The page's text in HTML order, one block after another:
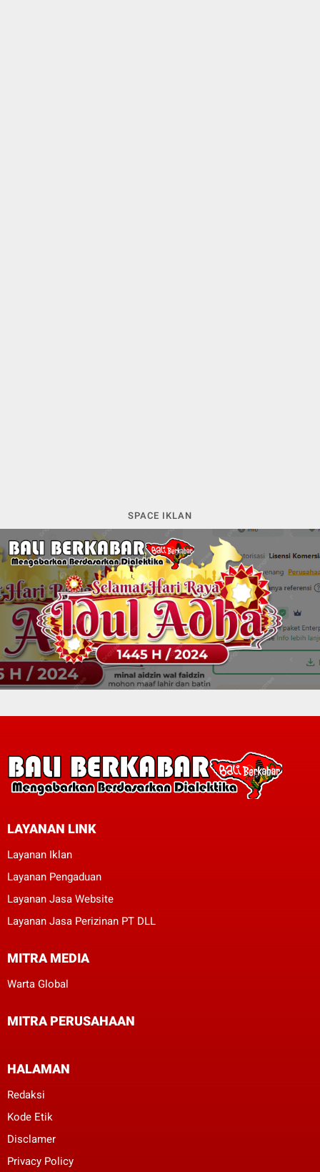
SPACE IKLAN
LAYANAN LINK
Layanan Iklan
Layanan Pengaduan
Layanan Jasa Website
Layanan Jasa Perizinan PT DLL
MITRA MEDIA
Warta Global
MITRA PERUSAHAAN
HALAMAN
Redaksi
Kode Etik
Disclamer
Privacy Policy